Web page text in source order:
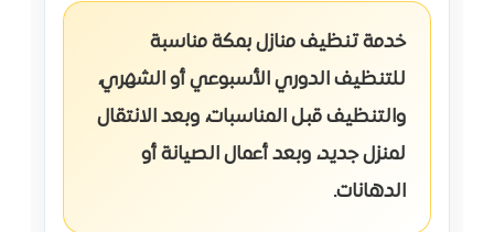
خدمة تنظيف منازل بمكة مناسبة
للتنظيف الدوري الأسبوعي أو الشهري،
والتنظيف قبل المناسبات، وبعد الانتقال
لمنزل جديد، وبعد أعمال الصيانة أو
الدهانات.